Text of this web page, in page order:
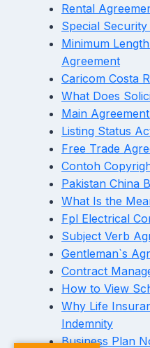
Rental
Special
Minimum
Agreement
Caricom Costa
What Does
Main
Listing Status
Free Trade
Contoh
Pakistan China
What Is the
Fpl Electrical
Subject Verb
Gentleman`s
Contract
How to View
Why Life
Indemnity
Business Plan